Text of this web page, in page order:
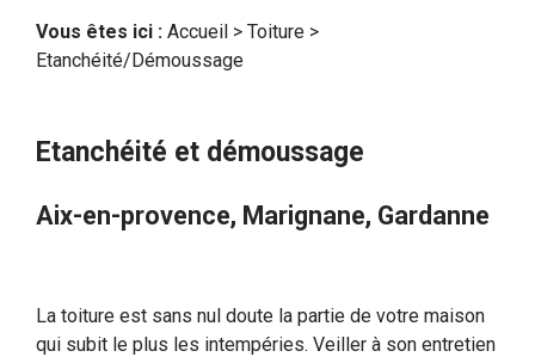
Vous êtes ici : Accueil > Toiture>
Etanchéité/Démoussage
Etanchéité et démoussage
Aix-en-provence, Marignane, Gardanne
La toiture est sans nul doute la partie de votre maison
qui subit le plus les intempéries. Veiller à son entretien